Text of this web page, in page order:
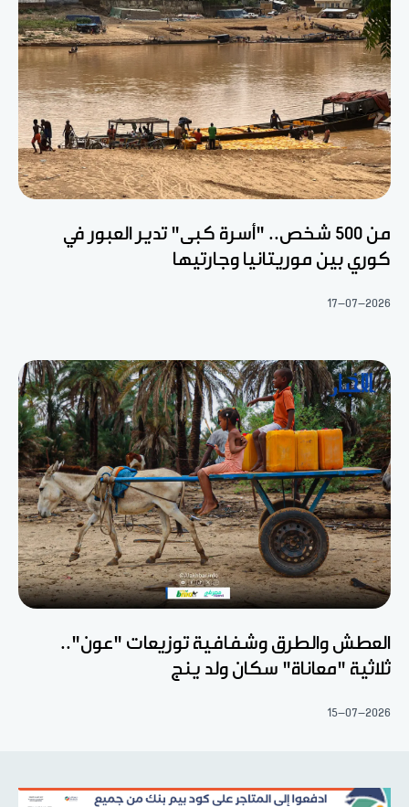
من 500 شخص.. "أسرة كبى" تدير العبور في
كوري بين موريتانيا وجارتيها
17-07-2026
العطش والطرق وشفافية توزيعات "عون"..
ثلاثية "معاناة" سكان ولد ينج
15-07-2026